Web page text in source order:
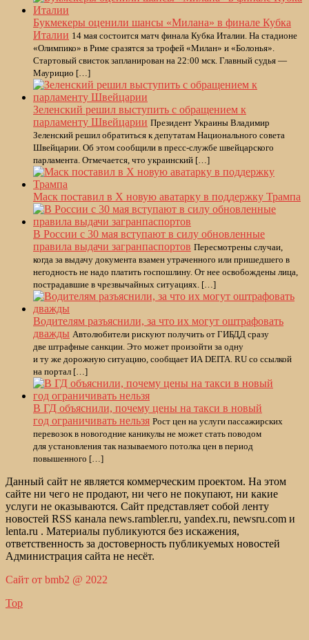
Букмекеры оценили шансы «Милана» в финале Кубка
Италии 14 мая состоится матч финала Кубка Италии. На стадионе
«Олимпико» в Риме сразятся за трофей «Милан» и «Болонья».
Стартовый свисток запланирован на 22:00 мск. Главный судья —
Маурицио […]
Зеленский решил выступить с обращением к
парламенту Швейцарии Президент Украины Владимир
Зеленский решил обратиться к депутатам Национального совета
Швейцарии. Об этом сообщили в пресс-службе швейцарского
парламента. Отмечается, что украинский […]
Маск поставил в X новую аватарку в поддержку Трампа
В России с 30 мая вступают в силу обновленные
правила выдачи загранпаспортов Пересмотрены случаи,
когда за выдачу документа взамен утраченного или пришедшего в
негодность не надо платить госпошлину. От нее освобождены лица,
пострадавшие в чрезвычайных ситуациях. […]
Водителям разъяснили, за что их могут оштрафовать
дважды Автолюбители рискуют получить от ГИБДД сразу
две штрафные санкции. Это может произойти за одну
и ту же дорожную ситуацию, сообщает ИА DEITA. RU со ссылкой
на портал […]
В ГД объяснили, почему цены на такси в новый
год ограничивать нельзя Рост цен на услуги пассажирских
перевозок в новогодние каникулы не может стать поводом
для установления так называемого потолка цен в период
повышенного […]
Данный сайт не является коммерческим проектом. На этом
сайте ни чего не продают, ни чего не покупают, ни какие
услуги не оказываются. Сайт представляет собой ленту
новостей RSS канала news.rambler.ru, yandex.ru, newsru.com и
lenta.ru . Материалы публикуются без искажения,
ответственность за достоверность публикуемых новостей
Администрация сайта не несёт.
Сайт от bmb2 @ 2022
Top